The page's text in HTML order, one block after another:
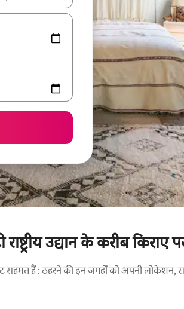
राष्ट्रीय उद्यान के करीब
सहमत हैं : ठहरने की इन जगहों को अपनी लोकेशन,